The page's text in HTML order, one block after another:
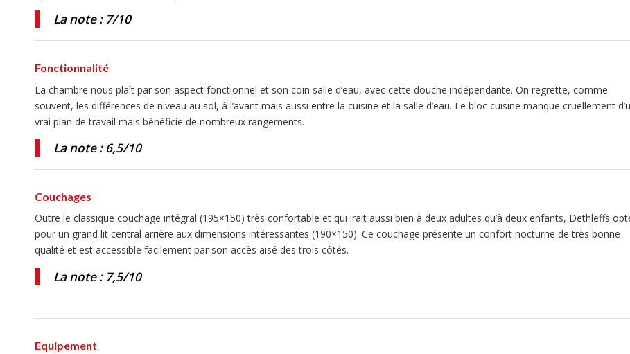
La note : 7/10
Fonctionnalité
La chambre nous plaît par son aspect fonctionnel et son coin salle d’eau, avec cette douche indépendante. On regrette, comme
souvent, les différences de niveau au sol, à l’avant mais aussi entre la cuisine et la salle d’eau. Le bloc cuisine manque cruellement
vrai plan de travail mais bénéficie de nombreux rangements.
La note : 6,5/10
Couchages
Outre le classique couchage intégral (195×150) très confortable et qui irait aussi bien à deux adultes qu’à deux enfants, Dethleffs
pour un grand lit central arrière aux dimensions intéressantes (190×150). Ce couchage présente un confort nocturne de très bonne
qualité et est accessible facilement par son accès aisé des trois côtés.
La note : 7,5/10
Equipement